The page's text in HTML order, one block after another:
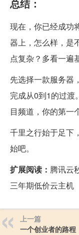
总结：
现在，你已经成功
器上，怎么样，是
点复杂？多看一遍
先选择一款服务器
完成从0到1的过渡
目频道，你的第一
千里之行始于足下
始吧。
扩展阅读： 腾讯云
三年期低价云主机
上一篇
一个创业者的路程